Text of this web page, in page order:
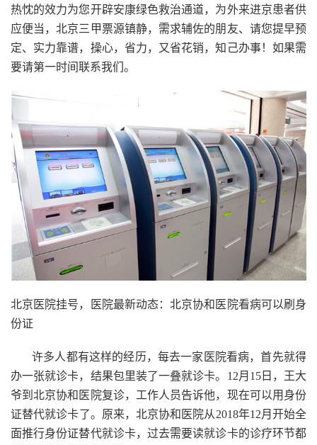
热忱的效力为您开辟安康绿色救治通道，为外来进京患者供
应便当，北京三甲票源镇静，需求辅佐的朋友、请您提早预
定、实力靠谱，操心，省力，又省花销，知己办事！如果需
要请第一时间联系我们。
北京医院挂号，医院最新动态：北京协和医院看病可以刷身
份证
许多人都有这样的经历，每去一家医院看病，首先就得
办一张就诊卡，结果包里装了一叠就诊卡。12月15日，王大
爷到北京协和医院复诊，工作人员告诉他，现在可以用身份
证替代就诊卡了。原来，北京协和医院从2018年12月开始全
面推行身份证替代就诊卡，过去需要读就诊卡的诊疗环节都